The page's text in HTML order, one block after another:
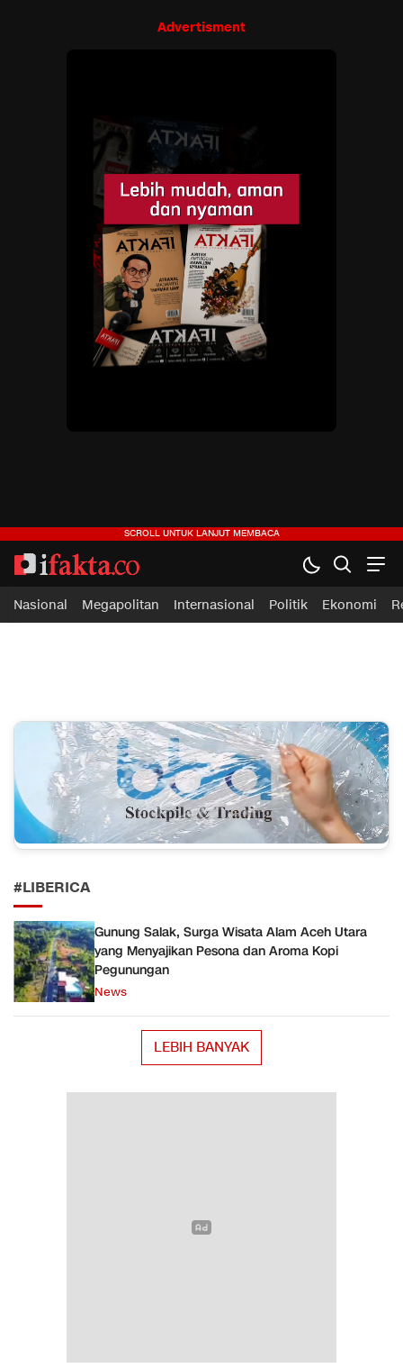
Advertisment
ifakta.co
#pastibenar
Nasional Megapolitan Internasional Politik Ekonomi
#LIBERICA
Gunung Salak, Surga Wisata Alam Aceh Utara
yang Menyajikan Pesona dan Aroma Kopi
Pegunungan
News
LEBIH BANYAK